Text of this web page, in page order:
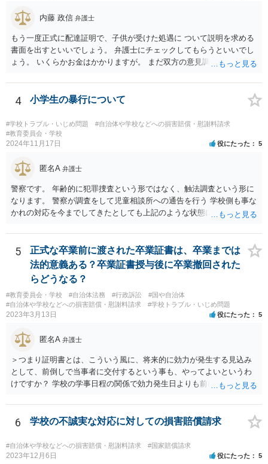
内藤 政信 弁護士
もう一度正式に配達証明で、子供が受けた処遇に ついて説明を求める
書面を出すといいでしょう。 弁護士にチェックしてもらうといいでし
ょう。 いくらかお金はかかりますが。 まだ双方の意見調整が必要です
4 小学生の暴行について
#学校トラブル・いじめ問題
#自治体や学校などへの損害賠償・慰謝料請求
#教育委員会・学校
2024年11月17日 役にたった 5
匿名A 弁護士
警察です。 年齢的に犯罪捜査という形ではなく、触法調査という形に
なります。 警察が調査をして児童相談所への通告を行う 学校側も事な
かれの対応を今までしてきたとしても上記のような状態になれば一定
る生徒が複数名ということであれば、 警察側も動くのではないかと思
われます。
5
正式な卒業前に渡された卒業証書は、卒業までは
法的意義ある？卒業証書授与後に卒業撤回された
らどうなる？
#教育委員会・学校 #自治体法務 #行政訴訟
#国や自治体
#自治体や学校などへの損害賠償・慰謝料請求
#学校トラブル・いじめ問題
2023年3月13日 役にたった 5
匿名A 弁護士
＞つまり証明書とは、こういう風に、将来的に効力が発生する見込み
として、前倒しで当事者に交付するという事も、やってよいというわ
けですか？ 学校の学事日程の関係で効力発生日よりも前に交付したか
でしょう。 両者をそろえるに越したことはないですが、卒業式の日程
自体は各学校によって慣例として定められることが多いですし、学籍
題はないでしょう。 ＞万一、効力発生日より前に、その効力が無効と
なる出来事が起こったとしたら、その証明書は効力を発生する事な
6 学校の不誠実な対応に対しての損害賠償請求
#自治体や学校などへの損害賠償・慰謝料請求 #国家賠償請求
2023年12月6日 役にたった 5